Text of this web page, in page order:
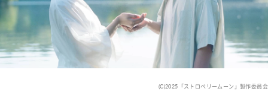
(C)2025「ストロベリームーン」製作委員会